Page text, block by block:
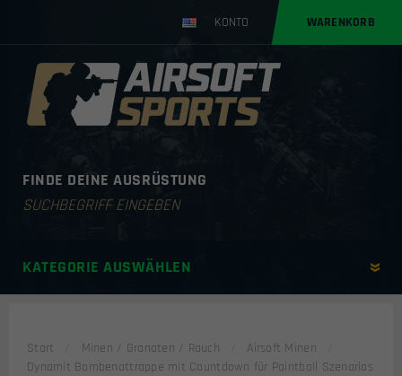
KONTO WARENKORB
FINDE DEINE AUSRÜSTUNG
Products
KATEGORIE AUSWÄHLEN
Start Minen / Granaten / Rauch
Airsoft Minen
Dynamit Bombenattrappe mit Countdown für Paintball Szenarios